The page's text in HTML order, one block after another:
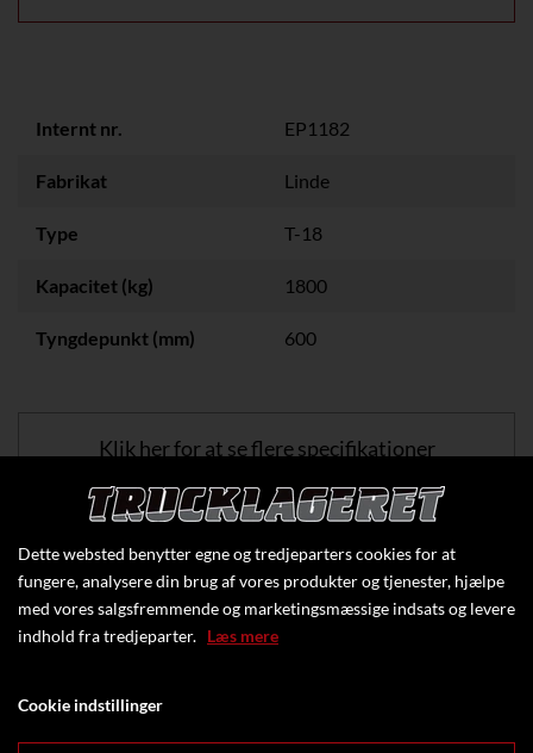
Internt nr. EP1182
Fabrikat Linde
Type T-18
Kapacitet (kg) 1800
Tyngdepunkt (mm) 600
Klik her for at se flere specifikationer
Dette websted benytter egne og tredjeparters cookies for at
fungere, analysere din brug af vores produkter og tjenester, hjælpe
med vores salgsfremmende og marketingsmæssige indsats og levere
indhold fra tredjeparter. Læs mere
Cookie indstillinger